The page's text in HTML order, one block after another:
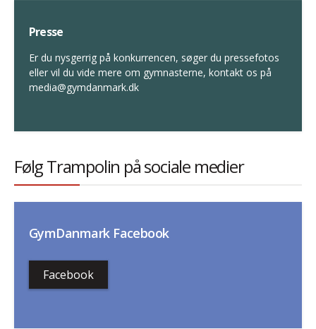
Presse
Er du nysgerrig på konkurrencen, søger du pressefotos
eller vil du vide mere om gymnasterne, kontakt os på
media@gymdanmark.dk
Følg Trampolin på sociale medier
GymDanmark Facebook
Facebook